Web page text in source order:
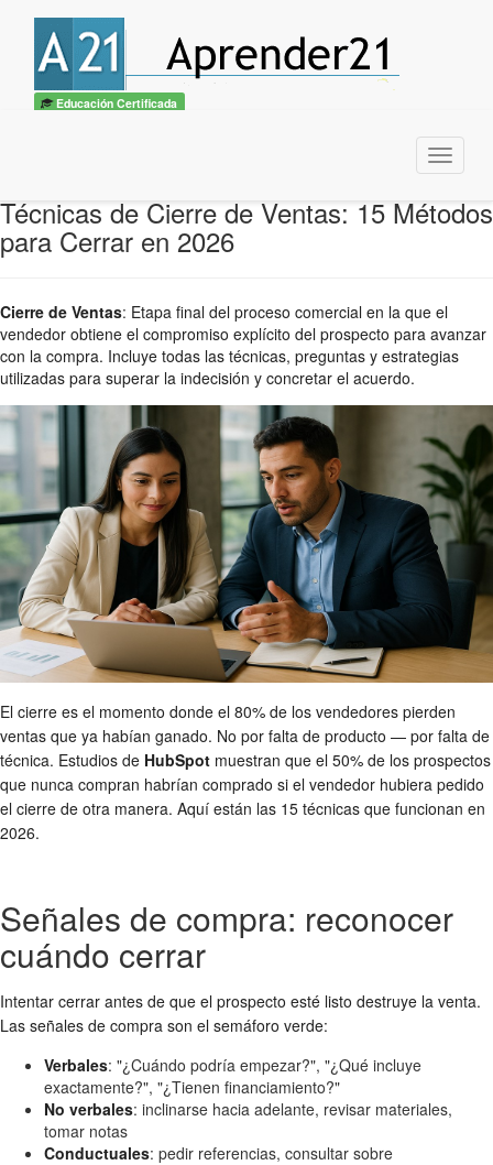
Educación Certificada
Menu
Técnicas de Cierre de Ventas: 15 Métodos
para Cerrar en 2026
Cierre de Ventas: Etapa final del proceso comercial en la que el
vendedor obtiene el compromiso explícito del prospecto para avanzar
con la compra. Incluye todas las técnicas, preguntas y estrategias
utilizadas para superar la indecisión y concretar el acuerdo.
El cierre es el momento donde el 80% de los vendedores pierden
ventas que ya habían ganado. No por falta de producto — por falta de
técnica. Estudios de HubSpot muestran que el 50% de los prospectos
que nunca compran habrían comprado si el vendedor hubiera pedido
el cierre de otra manera. Aquí están las 15 técnicas que funcionan en
2026.
Señales de compra: reconocer
cuándo cerrar
Intentar cerrar antes de que el prospecto esté listo destruye la venta.
Las señales de compra son el semáforo verde:
Verbales: "¿Cuándo podría empezar?", "¿Qué incluye
exactamente?", "¿Tienen financiamiento?"
No verbales: inclinarse hacia adelante, revisar materiales,
tomar notas
Conductuales: pedir referencias, consultar sobre